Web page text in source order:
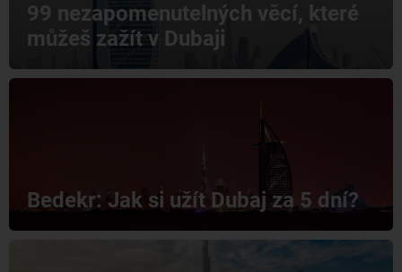
99 nezapomenutelných věcí, které
můžeš zažít v Dubaji
Bedekr: Jak si užít Dubaj za 5 dní?